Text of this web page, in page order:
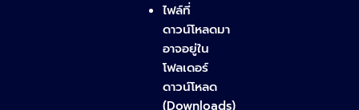
ไฟล์ที่
ดาวน์โหลดมา
อาจอยู่ใน
โฟลเดอร์
ดาวน์โหลด
(Downloads)